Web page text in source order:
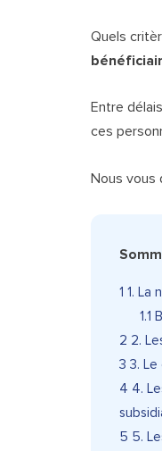
Quels
Entre
ces
Nous vous
1 1. La
1.1
2 2.
3 3.
4 4.
5 5.